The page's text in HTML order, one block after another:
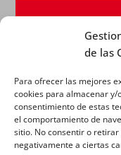
de las
Para ofrecer las mejores
cookies para almacenar y/
consentimiento de estas
el comportamiento de
sitio. No consentir o
negativamente a ciertas
AVISO LEGAL|